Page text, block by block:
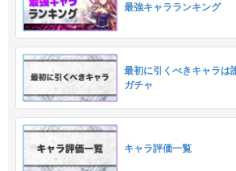
最強キャラランキング
最初に引くべきキャラは
ガチャ
キャラ評価一覧